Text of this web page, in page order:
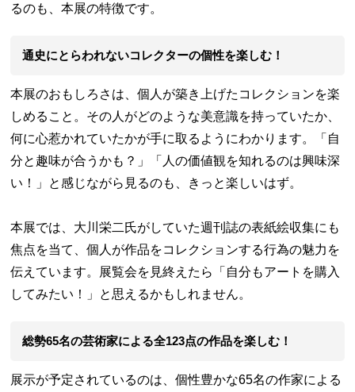
るのも、本展の特徴です。
通史にとらわれないコレクターの個性を楽しむ！
本展のおもしろさは、個人が築き上げたコレクションを楽
しめること。その人がどのような美意識を持っていたか、
何に心惹かれていたかが手に取るようにわかります。「自
分と趣味が合うかも？」「人の価値観を知れるのは興味深
い！」と感じながら見るのも、きっと楽しいはず。
本展では、大川栄二氏がしていた週刊誌の表紙絵収集にも
焦点を当て、個人が作品をコレクションする行為の魅力を
伝えています。展覧会を見終えたら「自分もアートを購入
してみたい！」と思えるかもしれません。
総勢65名の芸術家による全123点の作品を楽しむ！
展示が予定されているのは、個性豊かな65名の作家による